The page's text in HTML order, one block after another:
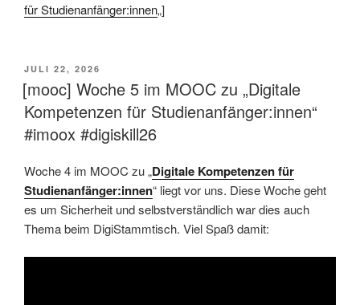
für Studienanfänger:innen„]
VERÖFFENTLICHT
AM
JULI 22, 2026
[mooc] Woche 5 im MOOC zu „Digitale
Kompetenzen für Studienanfänger:innen“
#imoox #digiskill26
Woche 4 im MOOC zu „Digitale Kompetenzen für
Studienanfänger:innen“ liegt vor uns. Diese Woche geht
es um Sicherheit und selbstverständlich war dies auch
Thema beim DigiStammtisch. Viel Spaß damit: